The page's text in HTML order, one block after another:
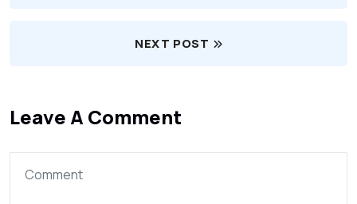
NEXT POST
Leave A Comment